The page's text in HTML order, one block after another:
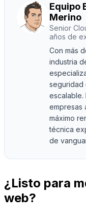
Equipo
Merino
Senior
años de
Con más
industria
seguridad
escalable.
empresas
máximo
técnica
de
¿Listo para
web?